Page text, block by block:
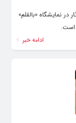
نمایشگاه «بالقلم»
است.
ادامه خبر